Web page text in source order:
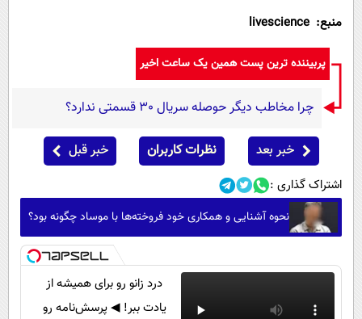
منبع: livescience
پربیننده ترین پست همین یک ساعت اخیر
چرا مخاطب دیگر حوصله سریال 30 قسمتی ندارد؟
خبر بعد نظرات کاربران خبر قبل
اشتراک گذاری :
نحوه آشنایی و همکاری خود فروخته‌ها با موساد چگونه بود؟
درد زانو رو برای همیشه از
یادت ببر! ◀ پرسش‌نامه رو